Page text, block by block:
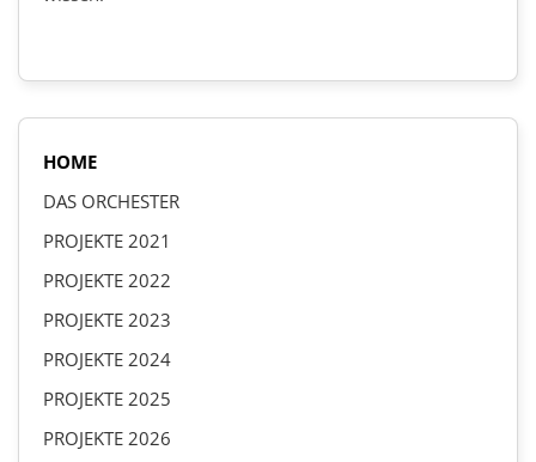
HOME
DAS ORCHESTER
PROJEKTE 2021
PROJEKTE 2022
PROJEKTE 2023
PROJEKTE 2024
PROJEKTE 2025
PROJEKTE 2026